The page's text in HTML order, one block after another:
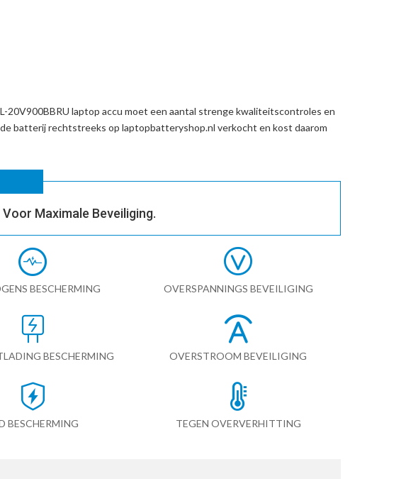
20V900BBRU laptop accu moet een aantal strenge kwaliteitscontroles en
batterijrechtstreeks op laptopbatteryshop.nl verkocht en kost daarom
Maximale Beveiliging.
BESCHERMING OVERSPANNINGS BEVEILIGING
BESCHERMING OVERSTROOM BEVEILIGING
BESCHERMING TEGEN OVERVERHITTING